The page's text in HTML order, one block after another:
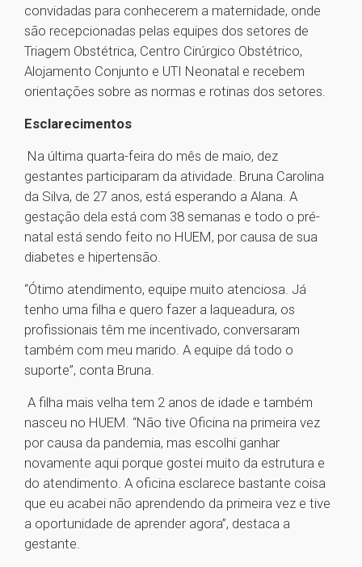
convidadas para conhecerem a maternidade, onde
são recepcionadas pelas equipes dos setores de
Triagem Obstétrica, Centro Cirúrgico Obstétrico,
Alojamento Conjunto e UTI Neonatal e recebem
orientações sobre as normas e rotinas dos setores.
Esclarecimentos
Na última quarta-feira do mês de maio, dez
gestantes participaram da atividade. Bruna Carolina
da Silva, de 27 anos, está esperando a Alana. A
gestação dela está com 38 semanas e todo o pré-
natal está sendo feito no HUEM, por causa de sua
diabetes e hipertensão.
“Ótimo atendimento, equipe muito atenciosa. Já
tenho uma filha e quero fazer a laqueadura, os
profissionais têm me incentivado, conversaram
também com meu marido. A equipe dá todo o
suporte”, conta Bruna.
A filha mais velha tem 2 anos de idade e também
nasceu no HUEM. “Não tive Oficina na primeira vez
por causa da pandemia, mas escolhi ganhar
novamente aqui porque gostei muito da estrutura e
do atendimento. A oficina esclarece bastante coisa
que eu acabei não aprendendo da primeira vez e tive
a oportunidade de aprender agora”, destaca a
gestante.